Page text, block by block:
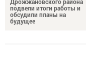
Дрожжановского района
подвели итоги работы и
обсудили планы на
будущее